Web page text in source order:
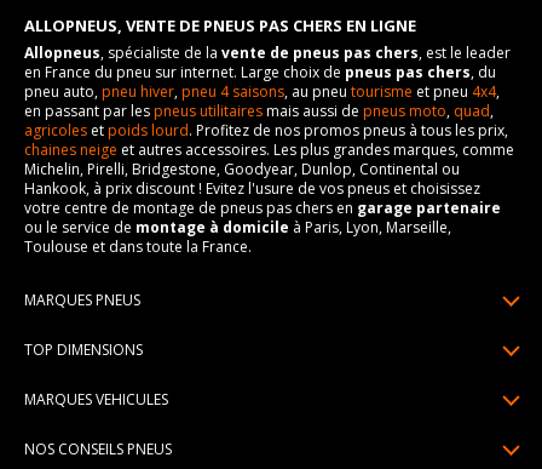
ALLOPNEUS, VENTE DE PNEUS PAS CHERS EN LIGNE
Allopneus, spécialiste de la vente de pneus pas chers, est le leader
en France du pneu sur internet. Large choix de pneus pas chers, du
pneu auto,pneu hiver,pneu 4 saisons, au pneu tourisme et pneu 4x4,
en passant par lespneus utilitairesmais aussi de pneus moto, quad,
agricoles etpoids lourd. Profitez de nos promos pneus à tous les prix,
chaines neige et autres accessoires. Les plus grandes marques, comme
Michelin, Pirelli, Bridgestone, Goodyear, Dunlop, Continental ou
Hankook, à prix discount ! Evitez l'usure de vos pneus et choisissez
votre centre de montage de pneus pas chers en garage partenaire
ou le service de montage à domicile à Paris, Lyon, Marseille,
Toulouse et dans toute la France.
MARQUES PNEUS
Pneus Continental
TOP DIMENSIONS
195/65R15
MARQUES VEHICULES
NOS CONSEILS PNEUS